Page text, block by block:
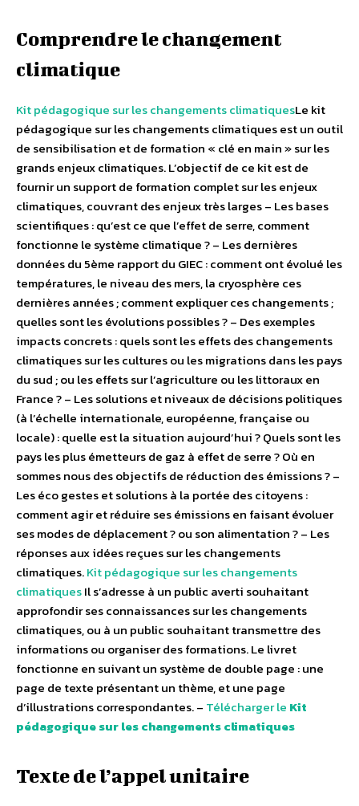
Comprendre le changement
climatique
Kit pédagogique sur les changements climatiquesLe kit
pédagogique sur les changements climatiques est un outil
de sensibilisation et de formation « clé en main » sur les
grands enjeux climatiques. L’objectif de ce kit est de
fournir un support de formation complet sur les enjeux
climatiques, couvrant des enjeux très larges – Les bases
scientifiques : qu’est ce que l’effet de serre, comment
fonctionne le système climatique ? – Les dernières
données du 5ème rapport du GIEC : comment ont évolué les
températures, le niveau des mers, la cryosphère ces
dernières années ; comment expliquer ces changements ;
quelles sont les évolutions possibles ? – Des exemples
impacts concrets : quels sont les effets des changements
climatiques sur les cultures ou les migrations dans les pays
du sud ; ou les effets sur l’agriculture ou les littoraux en
France ? – Les solutions et niveaux de décisions politiques
(à l’échelle internationale, européenne, française ou
locale) : quelle est la situation aujourd’hui ? Quels sont les
pays les plus émetteurs de gaz à effet de serre ? Où en
sommes nous des objectifs de réduction des émissions ? –
Les éco gestes et solutions à la portée des citoyens :
comment agir et réduire ses émissions en faisant évoluer
ses modes de déplacement ? ou son alimentation ? – Les
réponses aux idées reçues sur les changements
climatiques.Kit pédagogique sur les changements
climatiquesIl s’adresse à un public averti souhaitant
approfondir ses connaissances sur les changements
climatiques, ou à un public souhaitant transmettre des
informations ou organiser des formations. Le livret
fonctionne en suivant un système de double page : une
page de texte présentant un thème, et une page
d’illustrations correspondantes. – Télécharger le Kit
pédagogique sur les changements climatiques
Texte de l’appel unitaire